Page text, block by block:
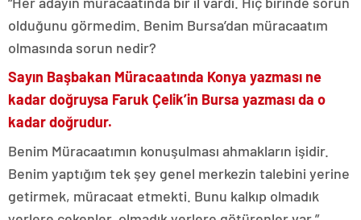
olduğunu görmedim. Benim Bursa’dan müracaatım
olmasında sorun nedir?
Sayın Başbakan Müracaatında Konya yazması ne
kadar doğruysa Faruk Çelik’in Bursa yazması da o
kadar doğrudur.
Benim Müracaatımın konuşulması ahmakların işidir.
Benim yaptığım tek şey genel merkezin talebini yerine
getirmek, müracaat etmekti. Bunu kalkıp olmadık